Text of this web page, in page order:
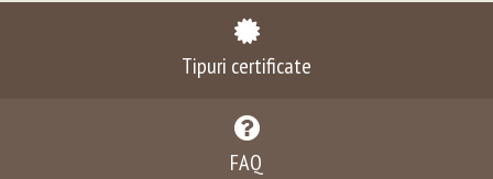
Tipuri certificate
FAQ